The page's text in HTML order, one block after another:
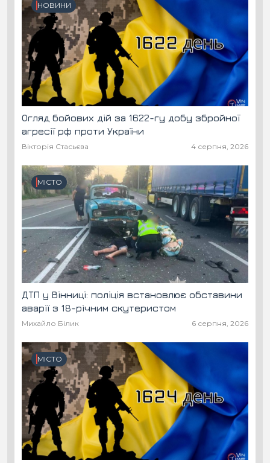
НОВИНИ
Огляд бойових дій за 1622-гу добу збройної
агресії рф проти України
Вікторія Стасьєва 4 серпня, 2026
МІСТО
ДТП у Вінниці: поліція встановлює обставини
аварії з 18-річним скутеристом
Михайло Білик 6 серпня, 2026
МІСТО